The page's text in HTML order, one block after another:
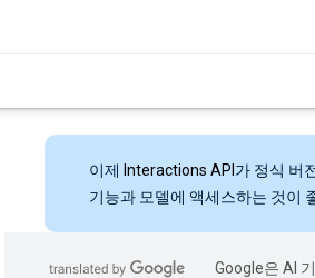
이제 Interactions API 가 정식 버
기능과 모델에 액세스하는 것이
Google은 AI